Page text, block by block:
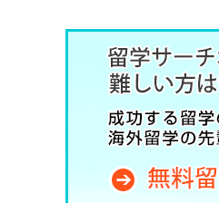
記のとおり
約」といい
した上で、
第1章 （目